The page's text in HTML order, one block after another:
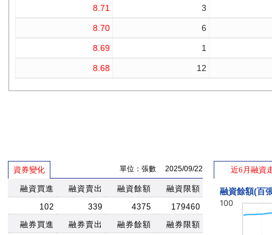
資券變化 單位：張數 2025/09/22
融資買進 融資賣出 融資餘額
融資限額
102
339 4375
179460
融券買進
融券賣出 融券餘額
融券限額
近6月融資
融資餘額(百
100